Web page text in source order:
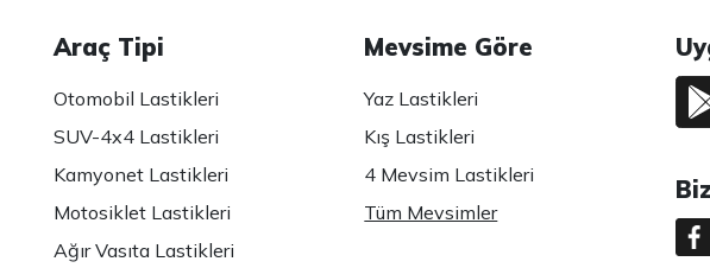
Araç Tipi
Otomobil Lastikleri
SUV-4x4 Lastikleri
Kamyonet Lastikleri
Motosiklet Lastikleri
Ağır Vasıta Lastikleri
Mevsime Göre
Yaz Lastikleri
Kış Lastikleri
4 Mevsim Lastikleri
Tüm Mevsimler